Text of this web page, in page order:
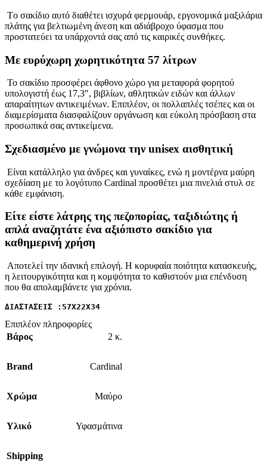
Tο σακίδιο αυτό διαθέτει ισχυρά φερμουάρ, εργονομικά μαξιλάρια
πλάτης για βελτιωμένη άνεση και αδιάβροχο ύφασμα που
προστατεύει τα υπάρχοντά σας από τις καιρικές συνθήκες.
Με ευρύχωρη χωρητικότητα 57 λίτρων
Το σακίδιο προσφέρει άφθονο χώρο για μεταφορά φορητού
υπολογιστή έως 17,3″, βιβλίων, αθλητικών ειδών και άλλων
απαραίτητων αντικειμένων. Επιπλέον, οι πολλαπλές τσέπες και οι
διαμερίσματα διασφαλίζουν οργάνωση και εύκολη πρόσβαση στα
προσωπικά σας αντικείμενα.
Σχεδιασμένο με γνώμονα την unisex αισθητική
Είναι κατάλληλο για άνδρες και γυναίκες, ενώ η μοντέρνα μαύρη
σχεδίαση με το λογότυπο Cardinal προσθέτει μια πινελιά στυλ σε
κάθε εμφάνιση.
Είτε είστε λάτρης της πεζοπορίας, ταξιδιώτης ή
απλά αναζητάτε ένα αξιόπιστο σακίδιο για
καθημερινή χρήση
Αποτελεί την ιδανική επιλογή. Η κορυφαία ποιότητα κατασκευής,
η λειτουργικότητα και η κομψότητα το καθιστούν μια επένδυση
που θα απολαμβάνετε για χρόνια.
ΔΙΑΣΤΑΣΕΙΣ :57Χ22Χ34
Επιπλέον πληροφορίες
Βάρος
2 κ.
Brand Cardinal
Χρώμα Μαύρο
Υλικό Υφασμάτινα
Shipping